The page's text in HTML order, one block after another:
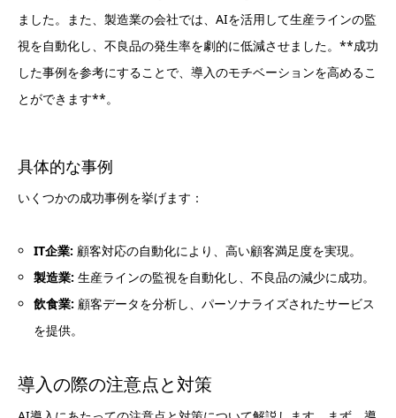
ました。また、製造業の会社では、AIを活用して生産ラインの監
視を自動化し、不良品の発生率を劇的に低減させました。**成功
した事例を参考にすることで、導入のモチベーションを高めるこ
とができます**。
具体的な事例
いくつかの成功事例を挙げます：
IT企業: 顧客対応の自動化により、高い顧客満足度を実現。
製造業: 生産ラインの監視を自動化し、不良品の減少に成功。
飲食業: 顧客データを分析し、パーソナライズされたサービス
を提供。
導入の際の注意点と対策